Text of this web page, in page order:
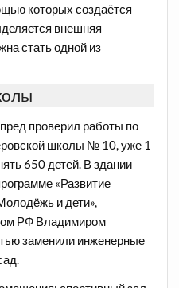
которых создаётся
внешняя
стать одной из
проверил работы по
школы № 10, уже 1
650 детей. В здании
«Развитие
и дети»,
РФ Владимиром
заменили инженерные